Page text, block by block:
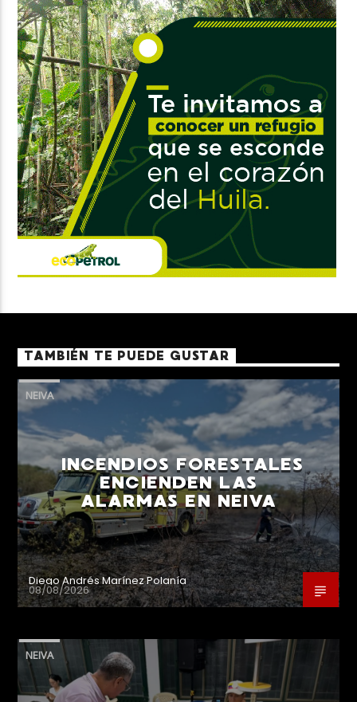
TAMBIÉN TE PUEDE GUSTAR
NEIVA
INCENDIOS FORESTALES
ENCIENDEN LAS
ALARMAS EN NEIVA
Diego Andrés Marínez Polanía
08/08/2026
NEIVA